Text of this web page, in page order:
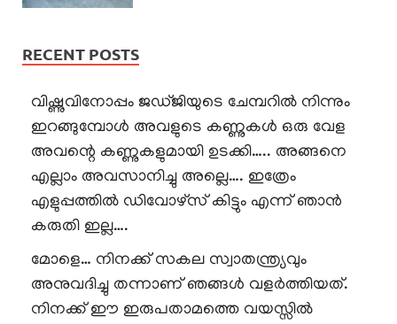
RECENT POSTS
വിഷ്ണുവിനോപ്പം ജഡ്ജിയുടെ ചേമ്പറിൽ നിന്നും
ഇറങ്ങുമ്പോൾ അവളുടെ കണ്ണുകൾ ഒരു വേള
അവന്റെ കണ്ണുകളുമായി ഉടക്കി….. അങ്ങനെ
എല്ലാം അവസാനിച്ചു അല്ലെ…. ഇത്രേം
എളുപ്പത്തിൽ ഡിവോഴ്സ് കിട്ടും എന്ന് ഞാൻ
കരുതി ഇല്ല….
മോളെ… നിനക്ക് സകല സ്വാതന്ത്ര്യവും
അനുവദിച്ചു തന്നാണ് ഞങ്ങൾ വളർത്തിയത്.
നിനക്ക് ഈ ഇരുപതാമത്തെ വയസ്സിൽ